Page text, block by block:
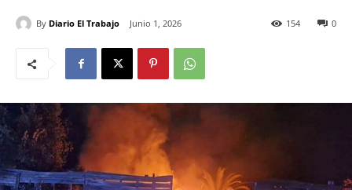
By Diario El Trabajo Junio 1, 2026 0
154